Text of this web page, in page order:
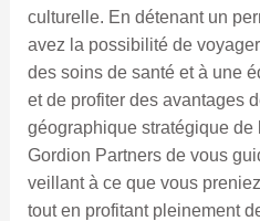
culturelle. En détenant un
avez la possibilité de
des soins de santé et à une
et de profiter des avantages
géographique stratégique de
Gordion Partners de vous
veillant à ce que vous
tout en profitant pleinement